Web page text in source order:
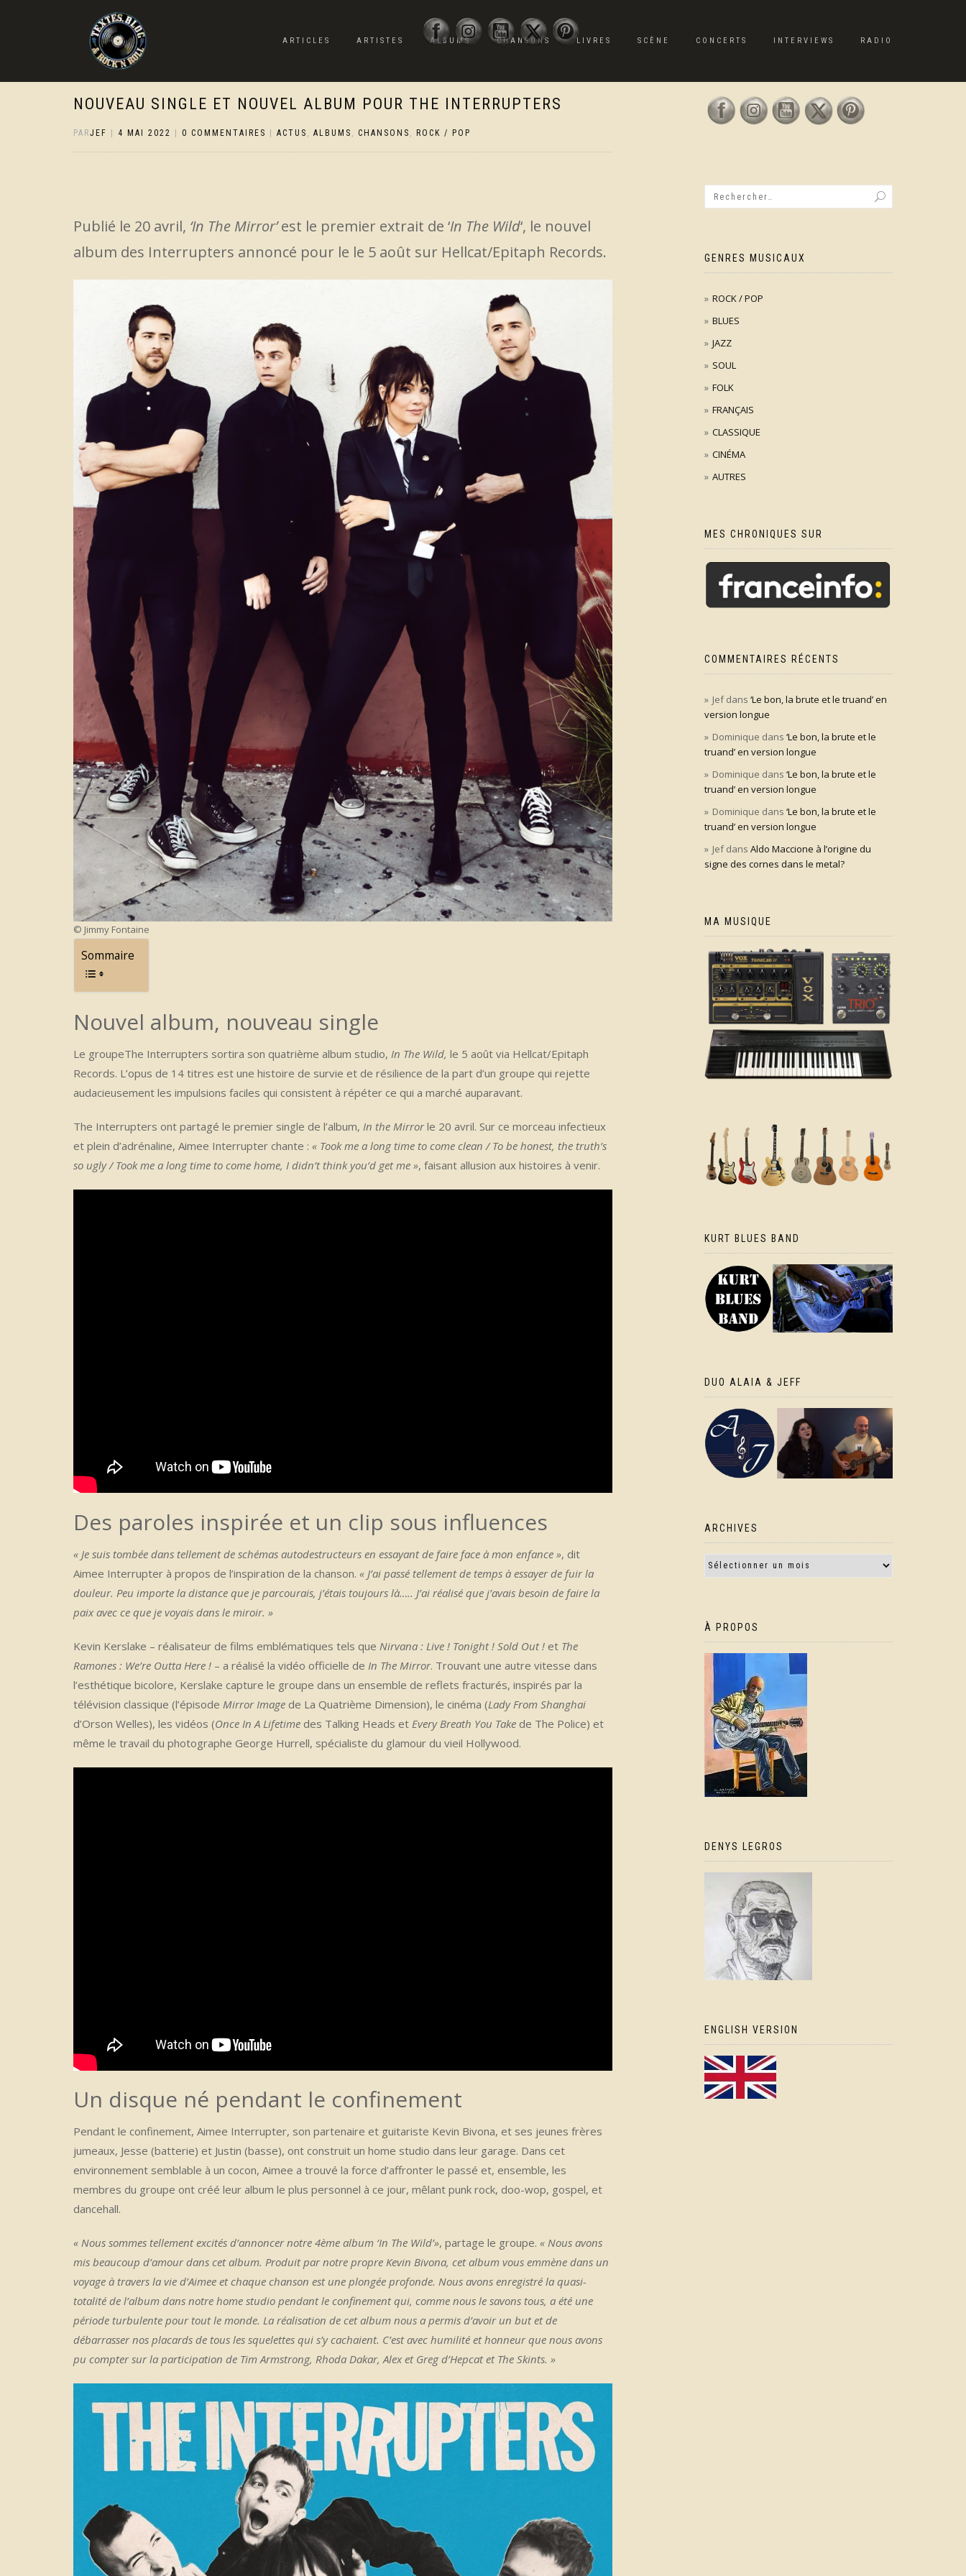
ARTICLES ARTISTES ALBUMS CHANSONS LIVRES SCÈNE CONCERTS INTERVIEWS RADIO
NOUVEAU SINGLE ET NOUVEL ALBUM POUR THE INTERRUPTERS
PARJEF 4 MAI 2022 0 COMMENTAIRES ACTUS , ALBUMS , CHANSONS , ROCK / POP
Publié le 20 avril, ‘In The Mirror’est le premier extrait de ‘In The Wild‘, le nouvel
album des Interrupters annoncé pour le le 5 août sur Hellcat/Epitaph Records.
© Jimmy Fontaine
Sommaire
Nouvel album, nouveau single
Le groupeThe Interrupters sortira son quatrième album studio, In The Wild, le 5 août via Hellcat/Epitaph
Records. L’opus de 14 titres est une histoire de survie et de résilience de la part d’un groupe qui rejette
audacieusement les impulsions faciles qui consistent à répéter ce qui a marché auparavant.
The Interrupters ont partagé le premier single de l’album, In the Mirrorle 20 avril. Sur ce morceau infectieux
et plein d’adrénaline, Aimee Interrupter chante : « Took me a long time to come clean / To be honest, the truth’s
so ugly / Took me a long time to come home, I didn’t think you’d get me », faisant allusion aux histoires à venir.
Des paroles inspirée et un clip sous influences
« Je suis tombée dans tellement de schémas autodestructeurs en essayant de faire face à mon enfance », dit
Aimee Interrupter à propos de l’inspiration de la chanson. « J’ai passé tellement de temps à essayer de fuir la
douleur. Peu importe la distance que je parcourais, j’étais toujours là….. J’ai réalisé que j’avais besoin de faire la
paix avec ce que je voyais dans le miroir. »
Kevin Kerslake – réalisateur de films emblématiques tels que Nirvana : Live ! Tonight ! Sold Out ! et The
Ramones : We’re Outta Here ! – a réalisé la vidéo officielle de In The Mirror. Trouvant une autre vitesse dans
l’esthétique bicolore, Kerslake capture le groupe dans un ensemble de reflets fracturés, inspirés par la
télévision classique (l’épisode Mirror Image de La Quatrième Dimension), le cinéma (Lady From Shanghai
d’Orson Welles), les vidéos (Once In A Lifetime des Talking Heads et Every Breath You Take de The Police) et
même le travail du photographe George Hurrell, spécialiste du glamour du vieil Hollywood.
Un disque né pendant le confinement
Pendant le confinement, Aimee Interrupter, son partenaire et guitariste Kevin Bivona, et ses jeunes frères
jumeaux, Jesse (batterie) et Justin (basse), ont construit un home studio dans leur garage. Dans cet
environnement semblable à un cocon, Aimee a trouvé la force d’affronter le passé et, ensemble, les
membres du groupe ont créé leur album le plus personnel à ce jour, mêlant punk rock, doo-wop, gospel, et
dancehall.
« Nous sommes tellement excités d’annoncer notre 4ème album ‘In The Wild’», partage le groupe. « Nous avons
mis beaucoup d’amour dans cet album. Produit par notre propre Kevin Bivona, cet album vous emmène dans un
voyage à travers la vie d’Aimee et chaque chanson est une plongée profonde. Nous avons enregistré la quasi-
totalité de l’album dans notre home studio pendant le confinement qui, comme nous le savons tous, a été une
période turbulente pour tout le monde. La réalisation de cet album nous a permis d’avoir un but et de
débarrasser nos placards de tous les squelettes qui s’y cachaient. C’est avec humilité et honneur que nous avons
pu compter sur la participation de Tim Armstrong, Rhoda Dakar, Alex et Greg d’Hepcat et The Skints. »
GENRES MUSICAUX
ROCK / POP
BLUES
JAZZ
SOUL
FOLK
FRANÇAIS
CLASSIQUE
CINÉMA
AUTRES
MES CHRONIQUES SUR
COMMENTAIRES RÉCENTS
Jefdans ‘Le bon, la brute et le truand’ en
version longue
Dominique dans ‘Le bon, la brute et le
truand’ en version longue
Dominique dans ‘Le bon, la brute et le
truand’ en version longue
Dominique dans ‘Le bon, la brute et le
truand’ en version longue
Jefdans Aldo Maccione à l’origine du
signe des cornes dans le metal?
MA MUSIQUE
KURT BLUES BAND
DUO ALAIA & JEFF
ARCHIVES
À PROPOS
DENYS LEGROS
ENGLISH VERSION